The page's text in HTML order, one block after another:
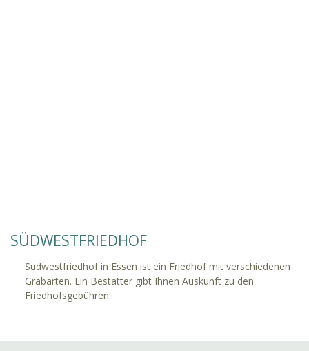
SÜDWESTFRIEDHOF
Südwestfriedhof in Essen ist ein Friedhof mit verschiedenen
Grabarten. Ein Bestatter gibt Ihnen Auskunft zu den
Friedhofsgebühren.